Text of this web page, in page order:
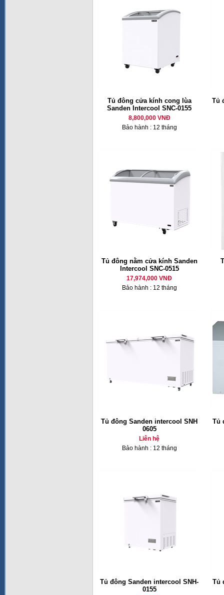
Tủ đông cửa kính cong lùa
Sanden Intercool SNC-0155
8,800,000 VNĐ
Bảo hành : 12 tháng
Tủ
Tủ đông nằm cửa kính Sanden
Intercool SNC-0515
17,974,000 VNĐ
Bảo hành : 12 tháng
Tủ đông Sanden intercool SNH
0605
Liên hệ
Bảo hành : 12 tháng
Tủ
Tủ đông Sanden intercool SNH-
0155
Tủ